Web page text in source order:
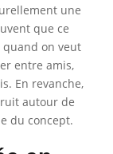
une
que ce
on veut
entre amis,
En revanche,
autour de
du concept.